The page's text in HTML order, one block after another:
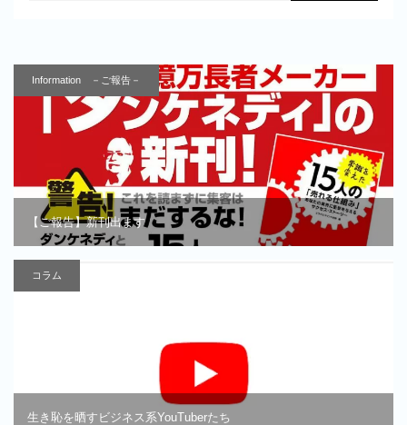
Information －ご報告－
【ご報告】新刊出ます
コラム
生き恥を晒すビジネス系YouTuberたち